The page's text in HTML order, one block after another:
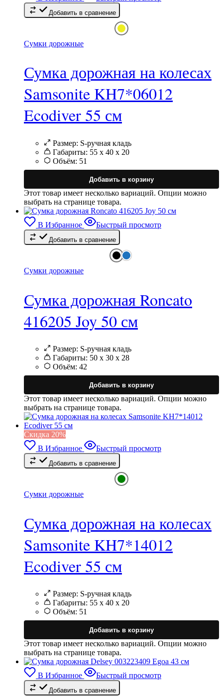
Добавить в сравнение
Сумки дорожные
Сумка дорожная на колесах
Samsonite KH7*06012
Ecodiver 55 см
Размер: S-ручная кладь
Габариты: 55 x 40 x 20
Объём: 51
Добавить в корзину
Этот товар имеет несколько вариаций. Опции можно
выбрать на странице товара.
В Избранное Быстрый просмотр
Добавить в сравнение
Сумки дорожные
Сумка дорожная Roncato
416205 Joy 50 см
Размер: S-ручная кладь
Габариты: 50 x 30 x 28
Объём: 42
Добавить в корзину
Этот товар имеет несколько вариаций. Опции можно
выбрать на странице товара.
Cкидка 20%
В Избранное
Быстрый просмотр
Добавить в сравнение
Сумки дорожные
Сумка дорожная на колесах
Samsonite KH7*14012
Ecodiver 55 см
Размер: S-ручная кладь
Габариты: 55 x 40 x 20
Объём: 51
Добавить в корзину
Этот товар имеет несколько вариаций. Опции можно
выбрать на странице товара.
В Избранное Быстрый просмотр
Добавить в сравнение